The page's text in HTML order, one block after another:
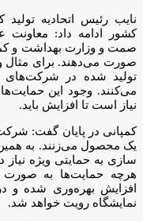
نایب رئیس اتحادیه
کشور ادامه داد:
صمت و وزارت بهداشت و
صورت می‌دهند. برای مثال
تولید شده در شرکت‌های
می‌کنند‌. وجود این
نیاز است تا افزایش باید.
کمپانی در پایان گفت:
یک محصول می‌زنند. به
سازی به حمایتی ویژه نیاز
هرچه حمایت‌ها به
افزایش بهره‌وری شده و
نمایشگاه رویت خواهد شد.